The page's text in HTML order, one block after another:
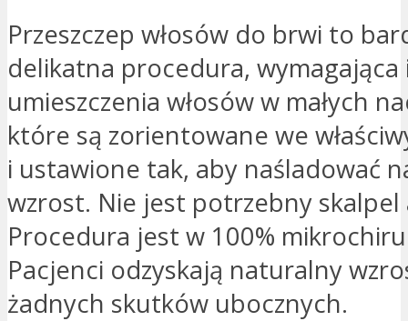
Przeszczep włosów do brwi to
delikatna procedura,
umieszczenia włosów w małych
które są zorientowane we
i ustawione tak, aby naśladować
wzrost. Nie jest potrzebny skalpel
Procedura jest w 100%
Pacjenci odzyskają naturalny
żadnych skutków ubocznych.